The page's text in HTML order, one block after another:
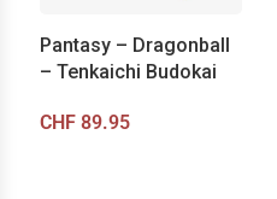
Pantasy – Dragonball
– Tenkaichi Budokai
CHF 89.95